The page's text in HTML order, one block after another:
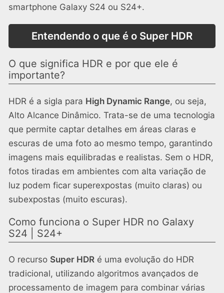
smartphone Galaxy S24 ou S24+.
Entendendo o que é o Super HDR
O que significa HDR e por que ele é
importante?
HDR é a sigla para High Dynamic Range, ou seja,
Alto Alcance Dinâmico. Trata-se de uma tecnologia
que permite captar detalhes em áreas claras e
escuras de uma foto ao mesmo tempo, garantindo
imagens mais equilibradas e realistas. Sem o HDR,
fotos tiradas em ambientes com alta variação de
luz podem ficar superexpostas (muito claras) ou
subexpostas (muito escuras).
Como funciona o Super HDR no Galaxy
S24 | S24+
O recurso Super HDR é uma evolução do HDR
tradicional, utilizando algoritmos avançados de
processamento de imagem para combinar várias